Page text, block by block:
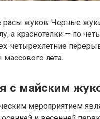
расы жуков. Черные
а краснотелки — по
четырехлетние
массового лета.
с майским
мероприятием